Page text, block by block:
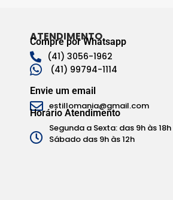
ATENDIMENTO
Compre por Whatsapp
(41) 3056-1962
(41) 99794-1114
Envie um email
estillomania@gmail.com
Horário Atendimento
Segunda a Sexta: das 9h às 18h
Sábado das 9h às 12h